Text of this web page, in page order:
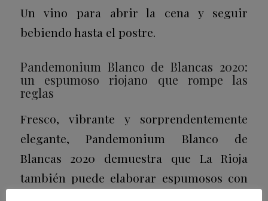
Un vino para abrir la cena y seguir
bebiendo hasta el postre.
Pandemonium Blanco de Blancas 2020:
un espumoso riojano que rompe las
reglas
Fresco, vibrante y sorprendentemente
elegante, Pandemonium Blanco de
Blancas 2020 demuestra que La Rioja
también puede elaborar espumosos con